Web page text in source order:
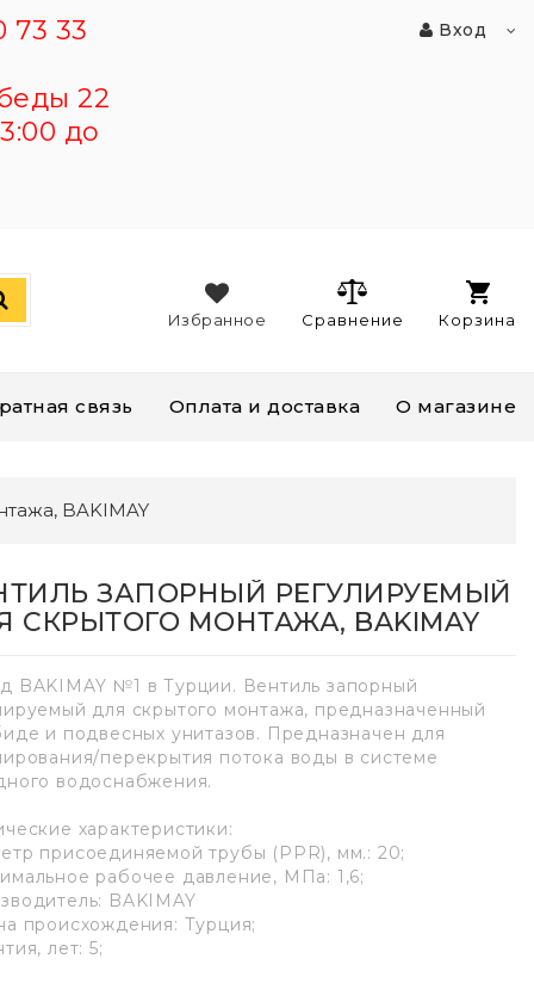
73 33
22
до
Вход
Корзина
Сравнение
Избранное
связь Оплата и доставка О магазине
BAKIMAY
ЗАПОРНЫЙ РЕГУЛИРУЕМЫЙ
СКРЫТОГО МОНТАЖА, BAKIMAY
BAKIMAY №1 в Турции. Вентиль запорный
для скрытого монтажа, предназначенный
и подвесных унитазов. Предназначен для
перекрытия потока воды в системе
водоснабжения.
характеристики:
присоединяемой трубы (PPR), мм.: 20;
рабочее давление, МПа: 1,6;
BAKIMAY
происхождения: Турция;
лет: 5;